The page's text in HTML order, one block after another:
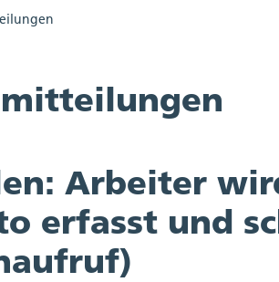
Arbeiter
erfasst und